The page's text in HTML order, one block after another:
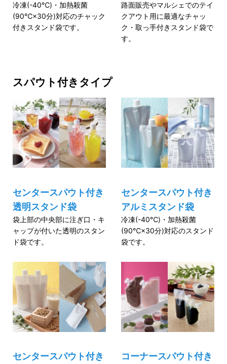
冷凍(-40℃)・加熱殺菌
(90℃×30分)対応のチャック
付きスタンド袋です。
路面販売やマルシェでのテイ
クアウト用に最適なチャッ
ク・取っ手付きスタンド袋で
す。
スパウト付きタイプ
センタースパウト付き
透明スタンド袋
袋上部の中央部に注ぎ口・キ
ャップが付いた透明のスタン
ド袋です。
センタースパウト付き
アルミスタンド袋
冷凍(-40℃)・加熱殺菌
(90℃×30分)対応のスタンド
袋です。
センタースパウト付き
コーナースパウト付き